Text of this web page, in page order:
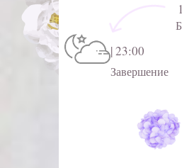
Завершение
| 23:00